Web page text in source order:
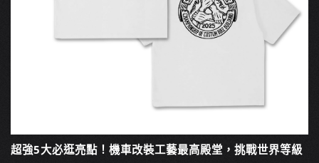
超強5大必逛亮點！機車改裝工藝最高殿堂，挑戰世界等級